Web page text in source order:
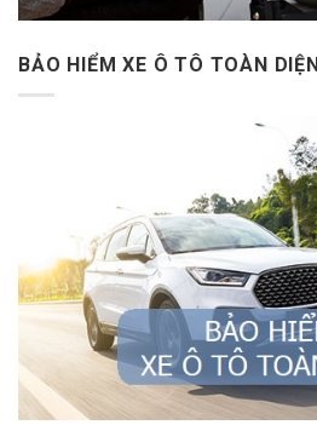
BẢO HIỂM XE Ô TÔ TOÀN DIỆN